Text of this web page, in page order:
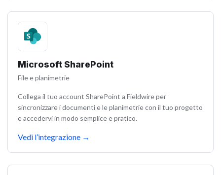
Microsoft SharePoint
File e planimetrie
Collega il tuo account SharePoint a Fieldwire per
sincronizzare i documenti e le planimetrie con il tuo progetto
e accedervi in ​​modo semplice e pratico.
Vedi l’integrazione →